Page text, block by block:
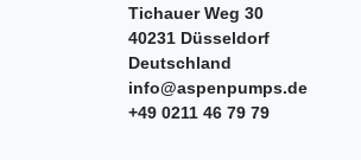
Tichauer Weg 30
40231 Düsseldorf
Deutschland
info@aspenpumps.de
+49 0211 46 79 79